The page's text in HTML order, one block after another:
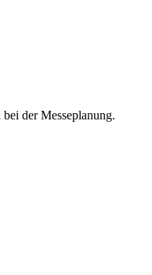
der Messeplanung.